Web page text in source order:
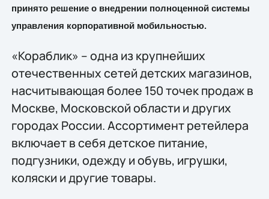
принято решение о внедрении полноценной системы
управления корпоративной мобильностью.
«Кораблик» – одна из крупнейших
отечественных сетей детских магазинов,
насчитывающая более 150 точек продаж в
Москве, Московской области и других
городах России. Ассортимент ретейлера
включает в себя детское питание,
подгузники, одежду и обувь, игрушки,
коляски и другие товары.